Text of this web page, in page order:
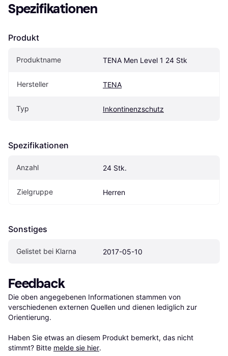
Spezifikationen
Produkt
Produktname TENA Men Level 1 24 Stk
Hersteller TENA
Typ Inkontinenzschutz
Spezifikationen
Anzahl 24 Stk.
Zielgruppe Herren
Sonstiges
Gelistet bei Klarna 2017-05-10
Feedback
Die oben angegebenen Informationen stammen von
verschiedenen externen Quellen und dienen lediglich zur
Orientierung.
Haben Sie etwas an diesem Produkt bemerkt, das nicht
stimmt? Bitte melde sie hier.